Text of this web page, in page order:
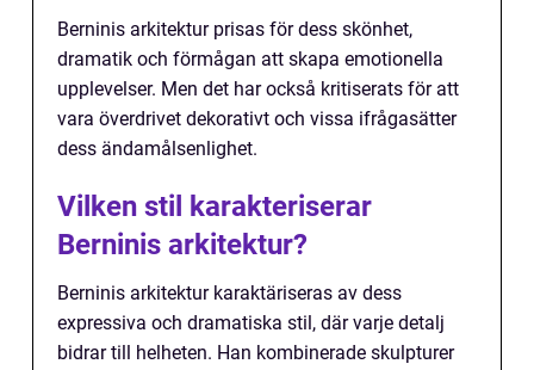
Berninis arkitektur prisas för dess skönhet,
dramatik och förmågan att skapa emotionella
upplevelser. Men det har också kritiserats för att
vara överdrivet dekorativt och vissa ifrågasätter
dess ändamålsenlighet.
Vilken stil karakteriserar
Berninis arkitektur?
Berninis arkitektur karaktäriseras av dess
expressiva och dramatiska stil, där varje detalj
bidrar till helheten. Han kombinerade skulpturer